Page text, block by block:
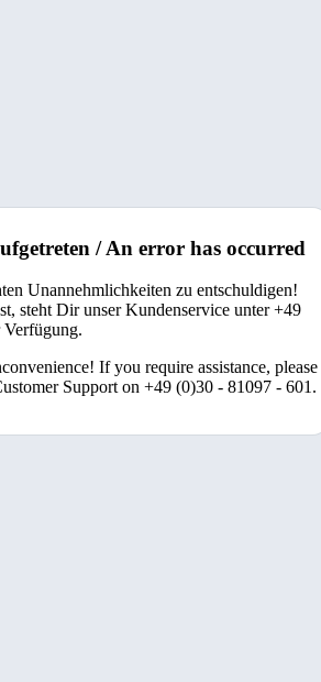
/ An error has occurred
Unannehmlichkeiten zu entschuldigen!
steht Dir unser Kundenservice unter +49
If you require assistance, please
Support on +49 (0)30 - 81097 - 601.